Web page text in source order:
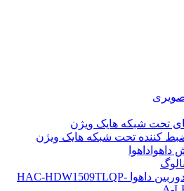
تحت شبکه هایک ویژن
کننده تحت شبکه هایک ویژن
داهوا